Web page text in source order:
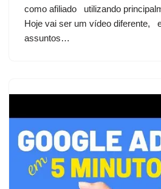
como afiliado utilizando
Hoje vai ser um vídeo diferente,
assuntos…